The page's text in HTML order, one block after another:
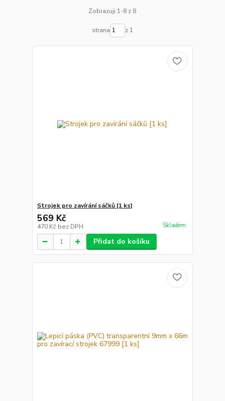
Zobrazuji 1-8 z 8
strana z 1
Strojek pro zavírání sáčků [1 ks]
569 Kč
470 Kč bez DPH Skladem
Přidat do košíku